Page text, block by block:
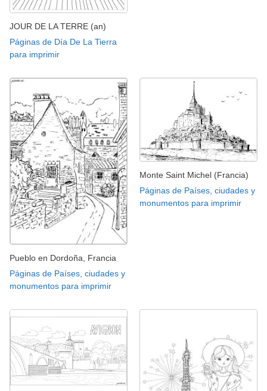
JOUR DE LA TERRE (an)
Páginas de Día De La Tierra
para imprimir
Pueblo en Dordoña, Francia
Páginas de Países, ciudades y
monumentos para imprimir
Monte Saint Michel (Francia)
Páginas de Países, ciudades y
monumentos para imprimir